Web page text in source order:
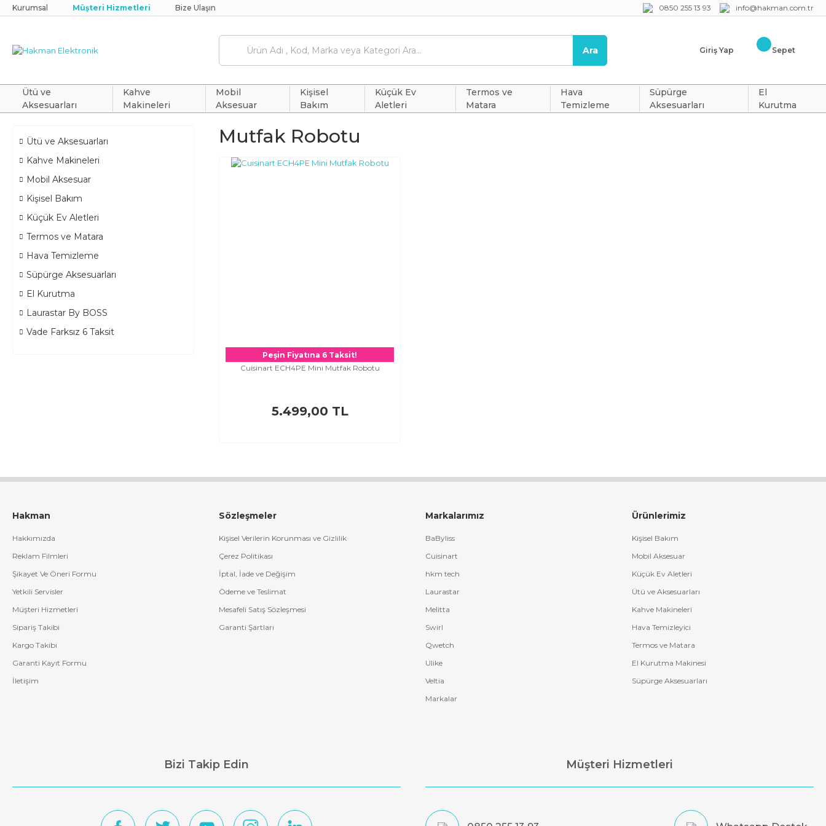
Kurumsal Müşteri Hizmetleri Bize Ulaşın 0850 255 13 93 info@hakman.com.tr
Ara Giriş Yap Sepet
Ütü ve
Aksesuarları
Kahve
Makineleri
Mobil
Aksesuar
Kişisel
Bakım
Küçük Ev
Aletleri
Termos ve
Matara
Hava
Temizleme
Süpürge
Aksesuarları
El
Kurutma
Ütü ve Aksesuarları
Kahve Makineleri
Mobil Aksesuar
Kişisel Bakım
Küçük Ev Aletleri
Termos ve Matara
Hava Temizleme
Süpürge Aksesuarları
El Kurutma
Laurastar By BOSS
Vade Farksız 6 Taksit
Mutfak Robotu
Peşin Fiyatına 6 Taksit!
Cuisinart ECH4PE Mini Mutfak Robotu
5.499,00 TL
Hakman
Hakkımızda
Reklam Filmleri
Şikayet Ve Öneri Formu
Yetkili Servisler
Müşteri Hizmetleri
Sipariş Takibi
Kargo Takibi
Garanti Kayıt Formu
İletişim
Sözleşmeler
Kişisel Verilerin Korunması ve Gizlilik
Çerez Politikası
İptal, İade ve Değişim
Ödeme ve Teslimat
Mesafeli Satış Sözleşmesi
Garanti Şartları
Markalarımız
BaByliss
Cuisinart
hkm tech
Laurastar
Melitta
Swirl
Qwetch
Ulike
Veltia
Markalar
Ürünlerimiz
Kişisel Bakım
Mobil Aksesuar
Küçük Ev Aletleri
Ütü ve Aksesuarları
Kahve Makineleri
Hava Temizleyici
Termos ve Matara
El Kurutma Makinesi
Süpürge Aksesuarları
Bizi Takip Edin Müşteri Hizmetleri